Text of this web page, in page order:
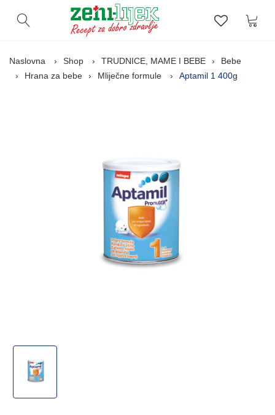
Otvori pretragu Lista
Naslovna Shop TRUDNICE, MAME I BEBE
Bebe
Hrana za bebe
Mliječne formule Aptamil 1 400g